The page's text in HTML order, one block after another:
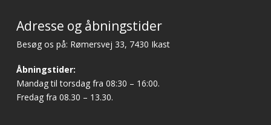
Adresse og åbningstider
Besøg os på: Rømersvej 33, 7430 Ikast
Åbningstider:
Mandag til torsdag fra 08:30 – 16:00.
Fredag fra 08.30 – 13.30.